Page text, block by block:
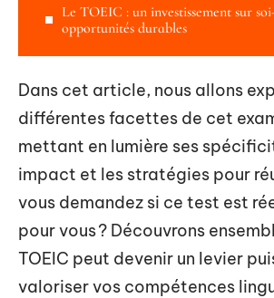
Le TOEIC : un investissement sur
opportunités durables
Dans cet article, nous allons
différentes facettes de cet
mettant en lumière ses
impact et les stratégies pour
vous demandez si ce test est
pour vous ? Découvrons
TOEIC peut devenir un levier
valoriser vos compétences